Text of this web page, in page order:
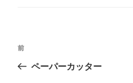
投
前
の
前
ペーパーカッター